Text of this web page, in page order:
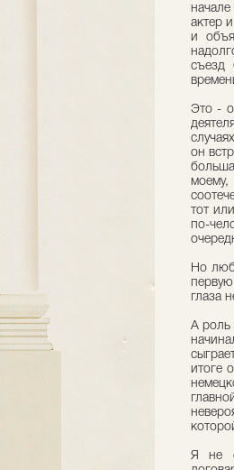
актер
и
съезд
Это -
он
тот
по-
Но
глаза
А роль
итоге
Я не